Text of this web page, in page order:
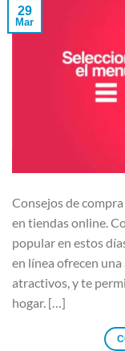
29
Mar
Consejos de
en tiendas online.
popular en estos
en línea ofrecen
atractivos, y te
hogar. […]